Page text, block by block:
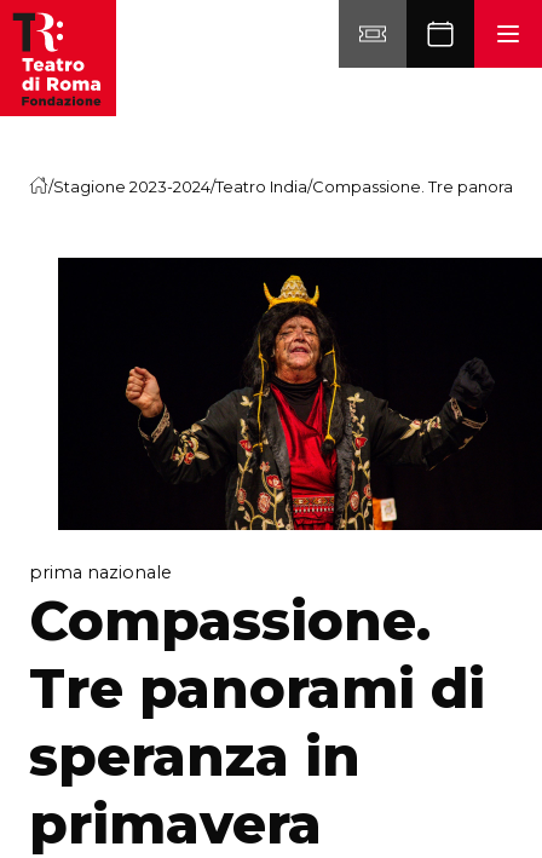
Vai al contenuto
/Stagione 2023-2024/Teatro India/Compassione. Tre panorami
prima nazionale
Compassione.
Tre panorami di
speranza in
primavera